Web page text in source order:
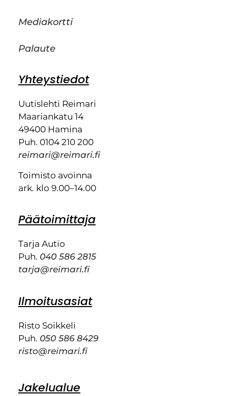
Mediakortti
Palaute
Yhteystiedot
Uutislehti Reimari
Maariankatu 14
49400 Hamina
Puh. 0104 210 200
reimari@reimari.fi
Toimisto avoinna
ark. klo 9.00–14.00
Päätoimittaja
Tarja Autio
Puh. 040 586 2815
tarja@reimari.fi
Ilmoitusasiat
Risto Soikkeli
Puh. 050 586 8429
risto@reimari.fi
Jakelualue